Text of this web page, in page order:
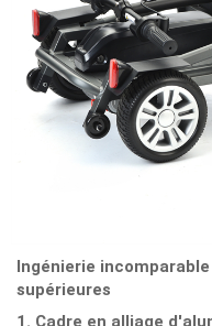
Ingénierie
supérieures
1. Cadre en alliage